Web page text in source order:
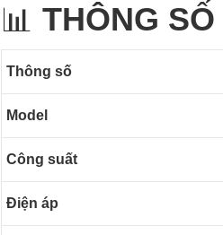
📊 THÔNG
Thông số
Model
Công suất
Điện áp